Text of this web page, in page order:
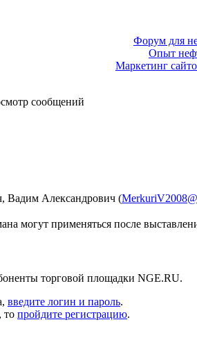
Форум для
Опыт
Маркетинг
сообщений
Вадим Александрович (
могут применяться после
торговой площадки NGE.RU.
введите логин и пароль.
то пройдите регистрацию.